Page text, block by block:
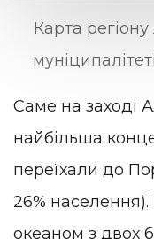
Карта
Саме на заході
найбільша
переїхали до
26%
океаном з двох